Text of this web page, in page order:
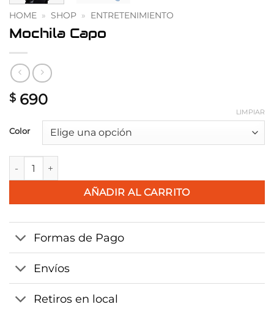
HOME » SHOP » ENTRETENIMIENTO
Mochila Capo
$ 690
Color
LIMPIAR
Mochila Capo cantidad
AÑADIR AL CARRITO
Formas de Pago
Envíos
Retiros en local